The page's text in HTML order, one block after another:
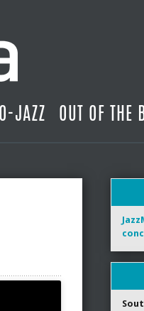
JAZZ OUT OF THE